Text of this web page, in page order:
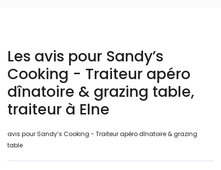
Les avis pour Sandy’s
Cooking - Traiteur apéro
dînatoire & grazing table,
traiteur à Elne
avis pour Sandy’s Cooking - Traiteur apéro dînatoire & grazing
table